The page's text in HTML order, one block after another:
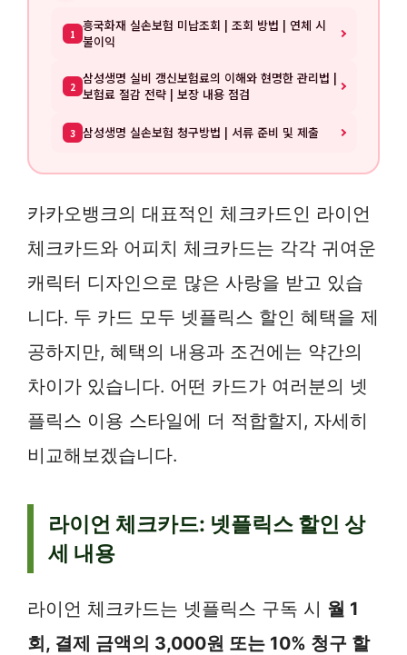
1 흥국화재 실손보험 미납조회 | 조회 방법 | 연체 시
불이익
2 삼성생명 실비 갱신보험료의 이해와 현명한 관리법 |
보험료 절감 전략 | 보장 내용 점검
3 삼성생명 실손보험 청구방법 | 서류 준비 및 제출
카카오뱅크의 대표적인 체크카드인 라이언
체크카드와 어피치 체크카드는 각각 귀여운
캐릭터 디자인으로 많은 사랑을 받고 있습
니다. 두 카드 모두 넷플릭스 할인 혜택을 제
공하지만, 혜택의 내용과 조건에는 약간의
차이가 있습니다. 어떤 카드가 여러분의 넷
플릭스 이용 스타일에 더 적합할지, 자세히
비교해보겠습니다.
라이언 체크카드: 넷플릭스 할인 상
세 내용
라이언 체크카드는 넷플릭스 구독 시 월 1
회, 결제 금액의 3,000원 또는 10% 청구 할